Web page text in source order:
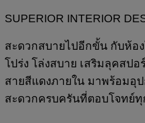
SUPERIOR INTERIOR
สะดวกสบายไปอีกขั้น กับห้อ
โปร่ง โล่งสบาย เสริมลุคสป
สายสีแดงภายใน มาพร้อมอุ
สะดวกครบครันที่ตอบโจทย์